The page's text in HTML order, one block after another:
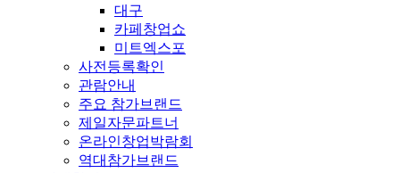
대구
카페창업쇼
미트엑스포
사전등록확인
관람안내
주요 참가브랜드
제일자문파트너
온라인창업박람회
역대참가브랜드